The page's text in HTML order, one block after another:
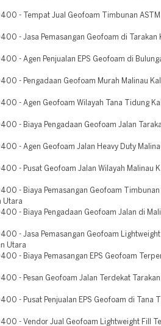
- Tempat Jual Geofoam Timbunan
- Jasa Pemasangan Geofoam di Tarakan
- Agen Penjualan EPS Geofoam di
- Pengadaan Geofoam Murah Malinau
- Agen Geofoam Wilayah Tana Tidung
- Biaya Pengadaan Geofoam Jalan
- Agen Geofoam Jalan Heavy Duty
- Pusat Geofoam Jalan Wilayah Malinau
- Biaya Pemasangan Geofoam
Utara
- Biaya Pengadaan Geofoam Jalan di
- Jasa Pemasangan Geofoam Lightweight
Utara
- Biaya Pemasangan EPS Geofoam
- Pesan Geofoam Jalan Terdekat
- Pusat Penjualan EPS Geofoam di Tana
- Vendor Jual Geofoam Lightweight Fill